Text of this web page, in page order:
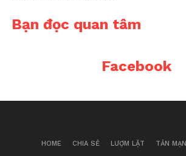
Bạn đọc quan tâm
Facebook
HOME CHIA SẺ LƯỢM LẶT TẢN MẠN